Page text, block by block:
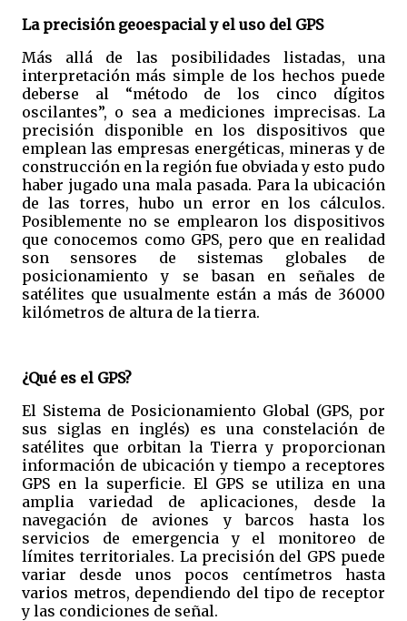
La precisión geoespacial y el uso del GPS
Más allá de las posibilidades listadas, una
interpretación más simple de los hechos puede
deberse al “método de los cinco dígitos
oscilantes”, o sea a mediciones imprecisas. La
precisión disponible en los dispositivos que
emplean las empresas energéticas, mineras y de
construcción en la región fue obviada y esto pudo
haber jugado una mala pasada. Para la ubicación
de las torres, hubo un error en los cálculos.
Posiblemente no se emplearon los dispositivos
que conocemos como GPS, pero que en realidad
son sensores de sistemas globales de
posicionamiento y se basan en señales de
satélites que usualmente están a más de 36000
kilómetros de altura de la tierra.
¿Qué es el GPS?
El Sistema de Posicionamiento Global (GPS, por
sus siglas en inglés) es una constelación de
satélites que orbitan la Tierra y proporcionan
información de ubicación y tiempo a receptores
GPS en la superficie. El GPS se utiliza en una
amplia variedad de aplicaciones, desde la
navegación de aviones y barcos hasta los
servicios de emergencia y el monitoreo de
límites territoriales. La precisión del GPS puede
variar desde unos pocos centímetros hasta
varios metros, dependiendo del tipo de receptor
y las condiciones de señal.